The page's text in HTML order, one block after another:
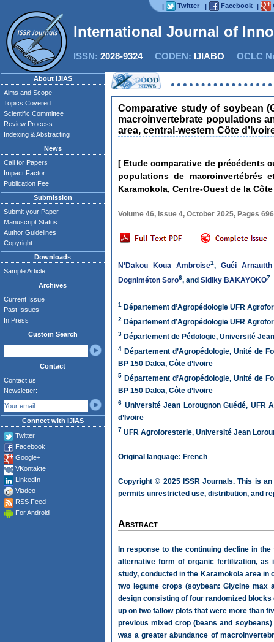
| Twitter | Facebook |
International Journal of
ISSN: 2028-9324CODEN: IJIABO OCLC
About IJIAS
Aims and Scope
Topics Covered
Scientific Committee
Review Process
Indexing & Abstracting
News
Call for Papers
Impact Factor
Publication Fee
Submission
Submit your Paper
Manuscript Status
Author Guidelines
Copyright
Downloads
Sample Article
Archives
Current Issue
Past Issues
In Press
Custom Search
Contact
Contact us
Newsletter:
Connect with IJIAS
Twitter
Facebook
Google+
VKontakte
LinkedIn
Viadeo
RSS Feed
For Android
Comparative study of soybean
macroinvertebrate populations
area, central-western Côte
[ Etude comparative de précédents
populations de macroinvertébrés
Karamokola, Centre-Ouest de la
Volume 46, Issue 4, October 2025, Pages
N’Dakou Koua Ambroise1, Guéi
Dogniméton Soro6, and Sidiky BAKAYOKO7
1 Département d’Agropédologie UFR
2 Département d’Agropédologie UFR
3 Département de Pédologie, Université
4 Département d’Agropédologie, Unité de
BP 150 Daloa, Côte d’Ivoire
5 Département d’Agropédologie, Unité de
BP 150 Daloa, Côte d’Ivoire
6 Université Jean Lorougnon Guédé, UFR
d’Ivoire
7 UFR Agroforesterie, Université Jean
Original language: French
Copyright © 2025 ISSR Journals. This is
permits unrestricted use, distribution, and
Abstract
In response to the continuing decline in
alternative form of organic fertilization, as
study, conducted in the Karamokola area
two legume crops (soybean: Glycine max
design consisting of four randomized
up on two fallow plots that were more than
previous mixed crop (beans and
was a greater abundance of